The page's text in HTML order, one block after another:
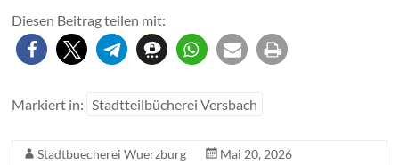
Diesen Beitrag teilen mit:
Markiert in: Stadtteilbücherei Versbach
Stadtbuecherei Wuerzburg
Mai 20, 2026